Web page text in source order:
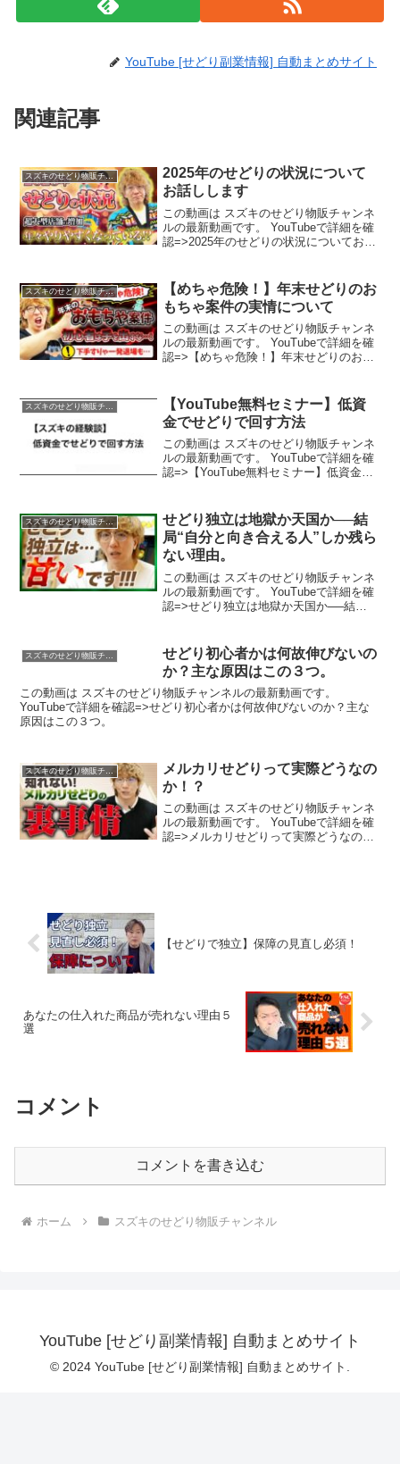
YouTube [せどり副業情報] 自動まとめサイト
関連記事
スズキのせどり物販チャンネル
2025年のせどりの状況について
お話しします
この動画は スズキのせどり物販チャンネ
ルの最新動画です。 YouTubeで詳細を確
認=>2025年のせどりの状況についてお話
スズキのせどり物販チャンネル
【めちゃ危険！】年末せどりのお
もちゃ案件の実情について
この動画は スズキのせどり物販チャンネ
ルの最新動画です。 YouTubeで詳細を確
認=>【めちゃ危険！】年末せどりのおも
スズキのせどり物販チャンネル
【YouTube無料セミナー】低資
金でせどりで回す方法
この動画は スズキのせどり物販チャンネ
ルの最新動画です。 YouTubeで詳細を確
認=>【YouTube無料セミナー】低資金で
スズキのせどり物販チャンネル
せどり独立は地獄か天国か──結
局“自分と向き合える人”しか残ら
ない理由。
この動画は スズキのせどり物販チャンネ
ルの最新動画です。 YouTubeで詳細を確
認=>せどり独立は地獄か天国か──結
せどり初心者かは何故伸びないの
か？主な原因はこの３つ。
この動画は スズキのせどり物販チャンネルの最新動画です。
YouTubeで詳細を確認=>せどり初心者かは何故伸びないのか？主な
原因はこの３つ。
スズキのせどり物販チャンネル
メルカリせどりって実際どうなの
か！？
この動画は スズキのせどり物販チャンネ
ルの最新動画です。 YouTubeで詳細を確
認=>メルカリせどりって実際どうなの
【せどりで独立】保障の見直し必須！
あなたの仕入れた商品が売れない理由５
選
コメント
コメントを書き込む
ホーム スズキのせどり物販チャンネル
YouTube [せどり副業情報] 自動まとめサイト
© 2024 YouTube [せどり副業情報] 自動まとめサイト.